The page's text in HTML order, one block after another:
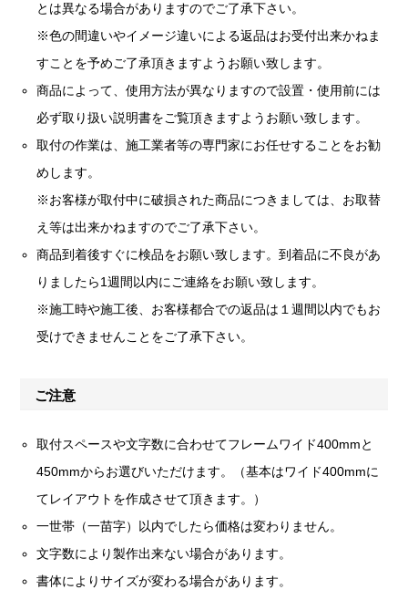
とは異なる場合がありますのでご了承下さい。
※色の間違いやイメージ違いによる返品はお受付出来かねま
すことを予めご了承頂きますようお願い致します。
商品によって、使用方法が異なりますので設置・使用前には
必ず取り扱い説明書をご覧頂きますようお願い致します。
取付の作業は、施工業者等の専門家にお任せすることをお勧
めします。
※お客様が取付中に破損された商品につきましては、お取替
え等は出来かねますのでご了承下さい。
商品到着後すぐに検品をお願い致します。到着品に不良があ
りましたら1週間以内にご連絡をお願い致します。
※施工時や施工後、お客様都合での返品は１週間以内でもお
受けできませんことをご了承下さい。
ご注意
取付スペースや文字数に合わせてフレームワイド400mmと
450mmからお選びいただけます。（基本はワイド400mmに
てレイアウトを作成させて頂きます。）
一世帯（一苗字）以内でしたら価格は変わりません。
文字数により製作出来ない場合があります。
書体によりサイズが変わる場合があります。